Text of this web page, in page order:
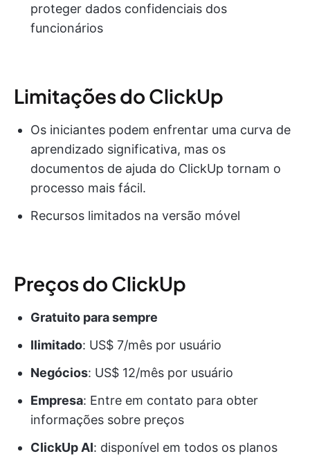
proteger dados confidenciais dos
funcionários
Limitações do ClickUp
Os iniciantes podem enfrentar uma curva de
aprendizado significativa, mas os
documentos de ajuda do ClickUp tornam o
processo mais fácil.
Recursos limitados na versão móvel
Preços do ClickUp
Gratuito para sempre
Ilimitado: US$ 7/mês por usuário
Negócios: US$ 12/mês por usuário
Empresa: Entre em contato para obter
informações sobre preços
ClickUp AI: disponível em todos os planos